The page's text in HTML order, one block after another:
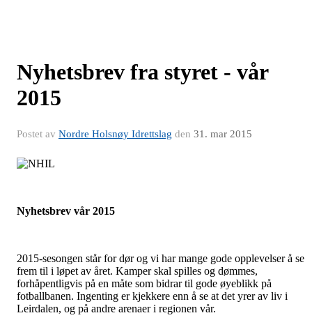
Nyhetsbrev fra styret - vår
2015
Postet av Nordre Holsnøy Idrettslag den 31. mar 2015
Nyhetsbrev vår 2015
2015-sesongen står for dør og vi har mange gode opplevelser å se
frem til i løpet av året. Kamper skal spilles og dømmes,
forhåpentligvis på en måte som bidrar til gode øyeblikk på
fotballbanen. Ingenting er kjekkere enn å se at det yrer av liv i
Leirdalen, og på andre arenaer i regionen vår.